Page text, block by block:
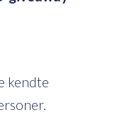
kendte